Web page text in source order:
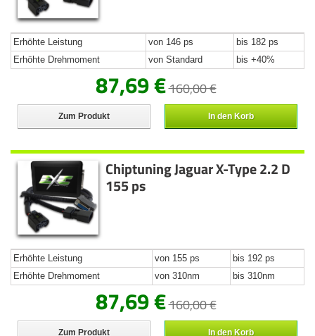
Erhöhte Leistung von 146 ps
bis 182 ps
Erhöhte Drehmoment
von Standard bis +40%
87,69 €160,00 €
Zum Produkt In den Korb
Chiptuning Jaguar X-Type 2.2 D
155 ps
Erhöhte Leistung von 155 ps
bis 192 ps
Erhöhte Drehmoment
von 310nm bis 310nm
87,69 €160,00 €
Zum Produkt In den Korb